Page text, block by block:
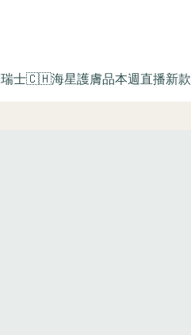
瑞士🇨🇭海星護膚品本週直播新款